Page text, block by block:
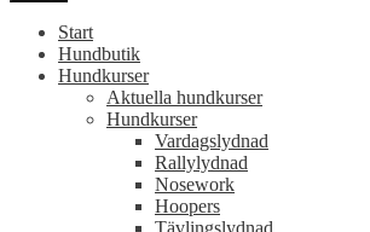
Start
Hundbutik
Hundkurser
Aktuella hundkurser
Hundkurser
Vardagslydnad
Rallylydnad
Nosework
Hoopers
Tävlingslydnad